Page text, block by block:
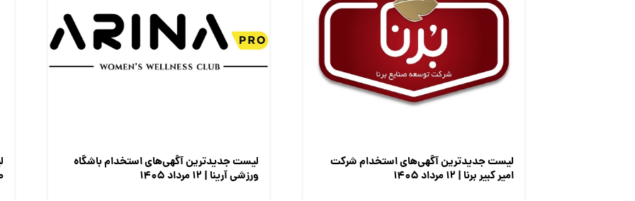
لیست جدیدترین آگهی‌های استخدام شرکت
امیر کبیر برنا | ۱۲ مرداد ۱۴۰۵
لیست جدیدترین آگهی‌های استخدام باشگاه
ورزشی آرینا | ۱۲ مرداد ۱۴۰۵